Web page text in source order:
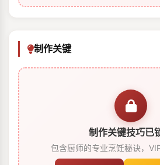
制作关键
制作关键技巧已
包含厨师的专业烹饪秘诀，